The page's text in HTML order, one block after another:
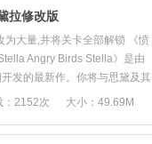
到全新的乐趣。
》采用了全新的物理引擎，新
念，“第一宇宙速度”“重力参
游戏，新版本中小鸟们将一改
重力的太空中直线飞行，一
然不同的新玩法，调整新的角
的小鸟：星球大战高清版
临更加危险的挑战。除了可以
外，喜欢星战的朋友相信也能
中找到了不少星战的元素，例
。大家想看看愤怒的Jedi如
？那就快来下载吧！加入小鸟
拉修改版
为大量,并将关卡全部解锁 《愤
Angry Birds Stella》是由
发的最新作。你将与思黛及其
共同去完成守卫黄金岛，还
四射的全新组合，拥有神奇的
：2152次 大小：49.69M